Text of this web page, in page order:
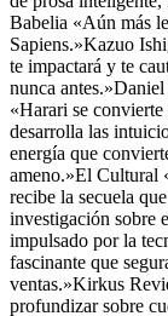
Babelia «Aún más
Sapiens.»Kazuo
te impactará y te
nunca
«Harari se
desarrolla las
energía que
ameno.»El Cultural
recibe la secuela
investigación sobre
impulsado por la
fascinante que
ventas.»Kirkus
profundizar sobre